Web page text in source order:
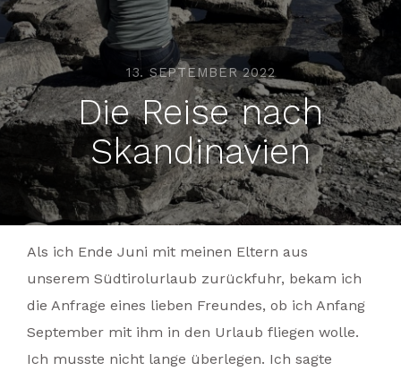
13. SEPTEMBER 2022
Die Reise nach
Skandinavien
Als ich Ende Juni mit meinen Eltern aus
unserem Südtirolurlaub zurückfuhr, bekam ich
die Anfrage eines lieben Freundes, ob ich Anfang
September mit ihm in den Urlaub fliegen wolle.
Ich musste nicht lange überlegen. Ich sagte